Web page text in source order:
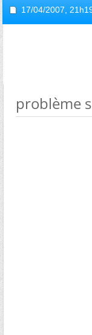
17/04/2007,
problème